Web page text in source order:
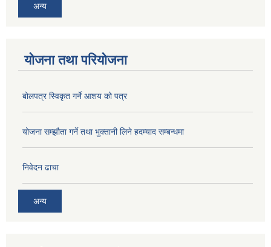
अन्य
योजना तथा परियोजना
बोलपत्र स्विकृत गर्ने आशय को पत्र
योजना सम्झौता गर्ने तथा भुक्तानी लिने हदम्याद सम्बन्धमा
निवेदन ढाचा
अन्य